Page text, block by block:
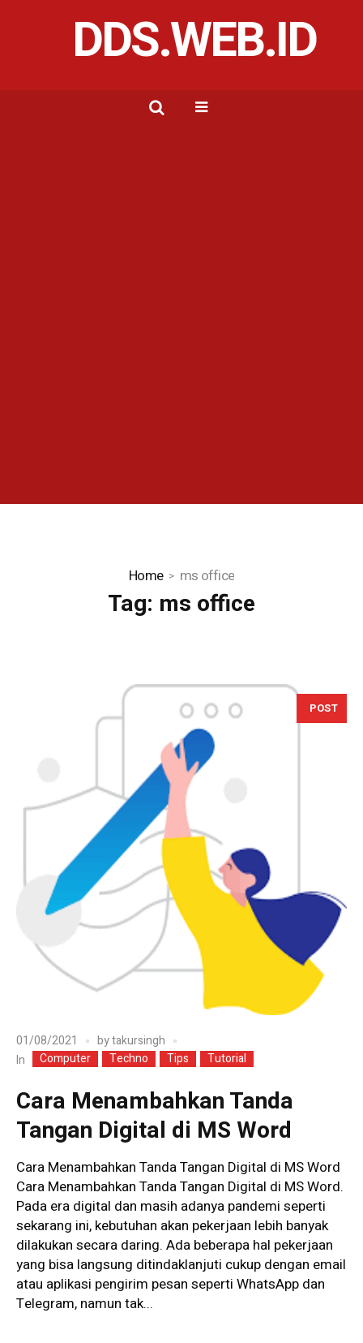
DDS.WEB.ID
Home ms office
Tag: ms office
POST
01/08/2021 bytakursingh
In
Computer Techno Tips Tutorial
Cara Menambahkan Tanda
Tangan Digital di MS Word
Cara Menambahkan Tanda Tangan Digital di MS Word
Cara Menambahkan Tanda Tangan Digital di MS Word.
Pada era digital dan masih adanya pandemi seperti
sekarang ini, kebutuhan akan pekerjaan lebih banyak
dilakukan secara daring. Ada beberapa hal pekerjaan
yang bisa langsung ditindaklanjuti cukup dengan email
atau aplikasi pengirim pesan seperti WhatsApp dan
Telegram, namun tak...